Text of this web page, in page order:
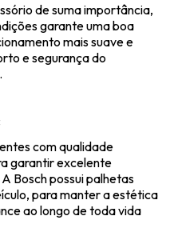
de suma importância,
garante uma boa
mais suave e
e segurança do
com qualidade
garantir excelente
Bosch possui palhetas
para manter a estética
ao longo de toda vida